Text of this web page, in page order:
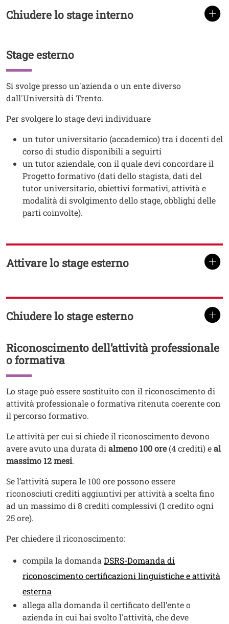
TITOLO
Chiudere lo stage interno
Titolo
Stage esterno
Testo
Si svolge presso un'azienda o un ente diverso
dall'Università di Trento.
Per svolgere lo stage devi individuare
un tutor universitario (accademico) tra i docenti del
corso di studio disponibili a seguirti
un tutor aziendale, con il quale devi concordare il
Progetto formativo (dati dello stagista, dati del
tutor universitario, obiettivi formativi, attività e
modalità di svolgimento dello stage, obblighi delle
parti coinvolte).
TITOLO
Attivare lo stage esterno
TITOLO
Chiudere lo stage esterno
Titolo
Riconoscimento dell’attività professionale
o formativa
Testo
Lo stage può essere sostituito con il riconoscimento di
attività professionale o formativa ritenuta coerente con
il percorso formativo.
Le attività per cui si chiede il riconoscimento devono
avere avuto una durata dialmeno 100 ore(4 crediti) eal
massimo 12 mesi.
Se l’attività supera le 100 ore possono essere
riconosciuti crediti aggiuntivi per attività a scelta fino
ad un massimo di 8 crediti complessivi (1 credito ogni
25 ore).
Per chiedere il riconoscimento:
compila la domandaDSRS-Domanda di
riconoscimento certificazioni linguistiche e attività
esterna
allega alla domanda il certificato dell’ente o
azienda in cui hai svolto l'attività, che deve